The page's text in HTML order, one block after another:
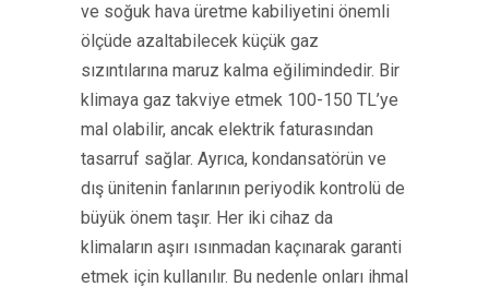
ve soğuk hava üretme kabiliyetini önemli
ölçüde azaltabilecek küçük gaz
sızıntılarına maruz kalma eğilimindedir. Bir
klimaya gaz takviye etmek 100-150 TL’ye
mal olabilir, ancak elektrik faturasından
tasarruf sağlar. Ayrıca, kondansatörün ve
dış ünitenin fanlarının periyodik kontrolü de
büyük önem taşır. Her iki cihaz da
klimaların aşırı ısınmadan kaçınarak garanti
etmek için kullanılır. Bu nedenle onları ihmal